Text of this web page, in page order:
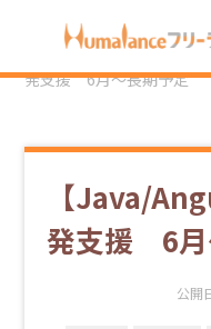
HOME 勤務スタイル
発支援 6月～長期予定
【Java/
発支援 6月
公開